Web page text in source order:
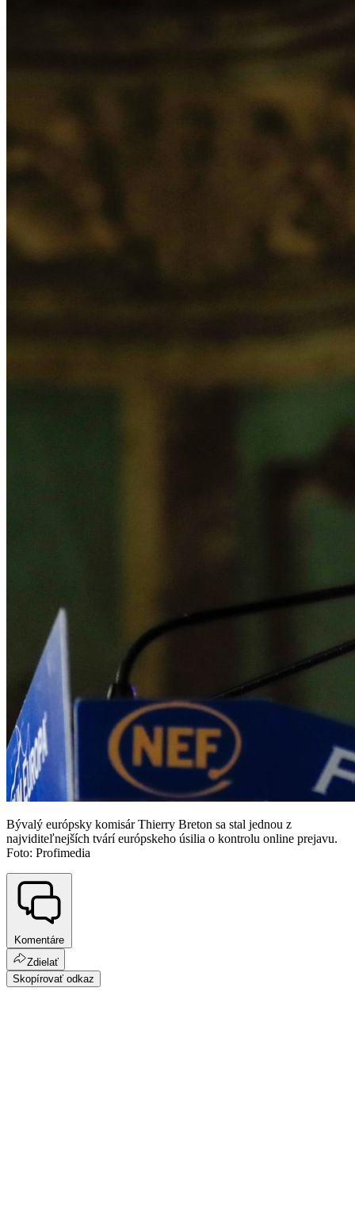
Bývalý európsky komisár Thierry Breton sa stal jednou z
najviditeľnejších tvárí európskeho úsilia o kontrolu online prejavu.
Foto: Profimedia
Komentáre
Zdielať
Skopírovať odkaz